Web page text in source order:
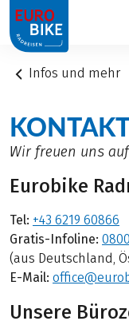
1
Infos und mehr
Wir freuen uns
Eurobike
Tel: +43 6219 60866
Gratis-Infoline:
(aus Deutschland,
E-Mail:
Unsere